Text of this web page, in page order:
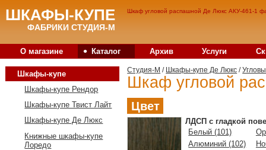
Шкаф угловой распашной Де Люкс АКУ-461-1
ШКАФЫ-КУПЕ
ФАБРИКИ СТУДИЯ-М
О магазине • Каталог Архив Услуги
Студия-M / Шкафы-купе Де Люкс /
Шкаф угловой
Цвет
ЛДСП с гладкой
Белый (101)
Алюминий (102)
Шкафы-купе
Шкафы-купе Рендор
Шкафы-купе Твист Лайт
Шкафы-купе Де Люкс
Книжные шкафы-купе
Лоредо